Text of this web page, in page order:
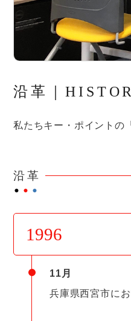
沿革｜
私たちキー・ポイントの
沿革
⚫︎ ⚫︎ ⚫︎
1996
11月
兵庫県西宮市に